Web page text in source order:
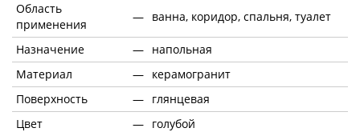
Область
применения
— ванна, коридор, спальня, туалет
Назначение — напольная
Материал
— керамогранит
Поверхность
— глянцевая
Цвет
— голубой